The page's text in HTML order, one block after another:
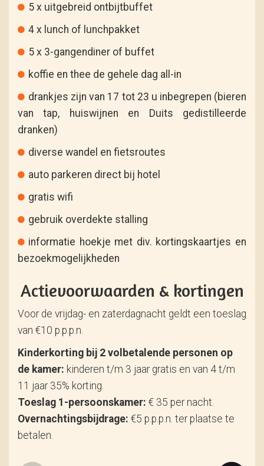
5 x uitgebreid ontbijtbuffet
4 x lunch of lunchpakket
5 x 3-gangendiner of buffet
koffie en thee de gehele dag all-in
drankjes zijn van 17 tot 23 u inbegrepen (bieren
van tap, huiswijnen en Duits gedistilleerde
dranken)
diverse wandel en fietsroutes
auto parkeren direct bij hotel
gratis wifi
gebruik overdekte stalling
informatie hoekje met div. kortingskaartjes en
bezoekmogelijkheden
Actievoorwaarden & kortingen
Voor de vrijdag- en zaterdagnacht geldt een toeslag
van €10 p.p.p.n.
Kinderkorting bij 2 volbetalende personen op
de kamer: kinderen t/m 3 jaar gratis en van 4 t/m
11 jaar 35% korting.
Toeslag 1-persoonskamer: € 35 per nacht.
Overnachtingsbijdrage: €5 p.p.p.n. ter plaatse te
betalen.